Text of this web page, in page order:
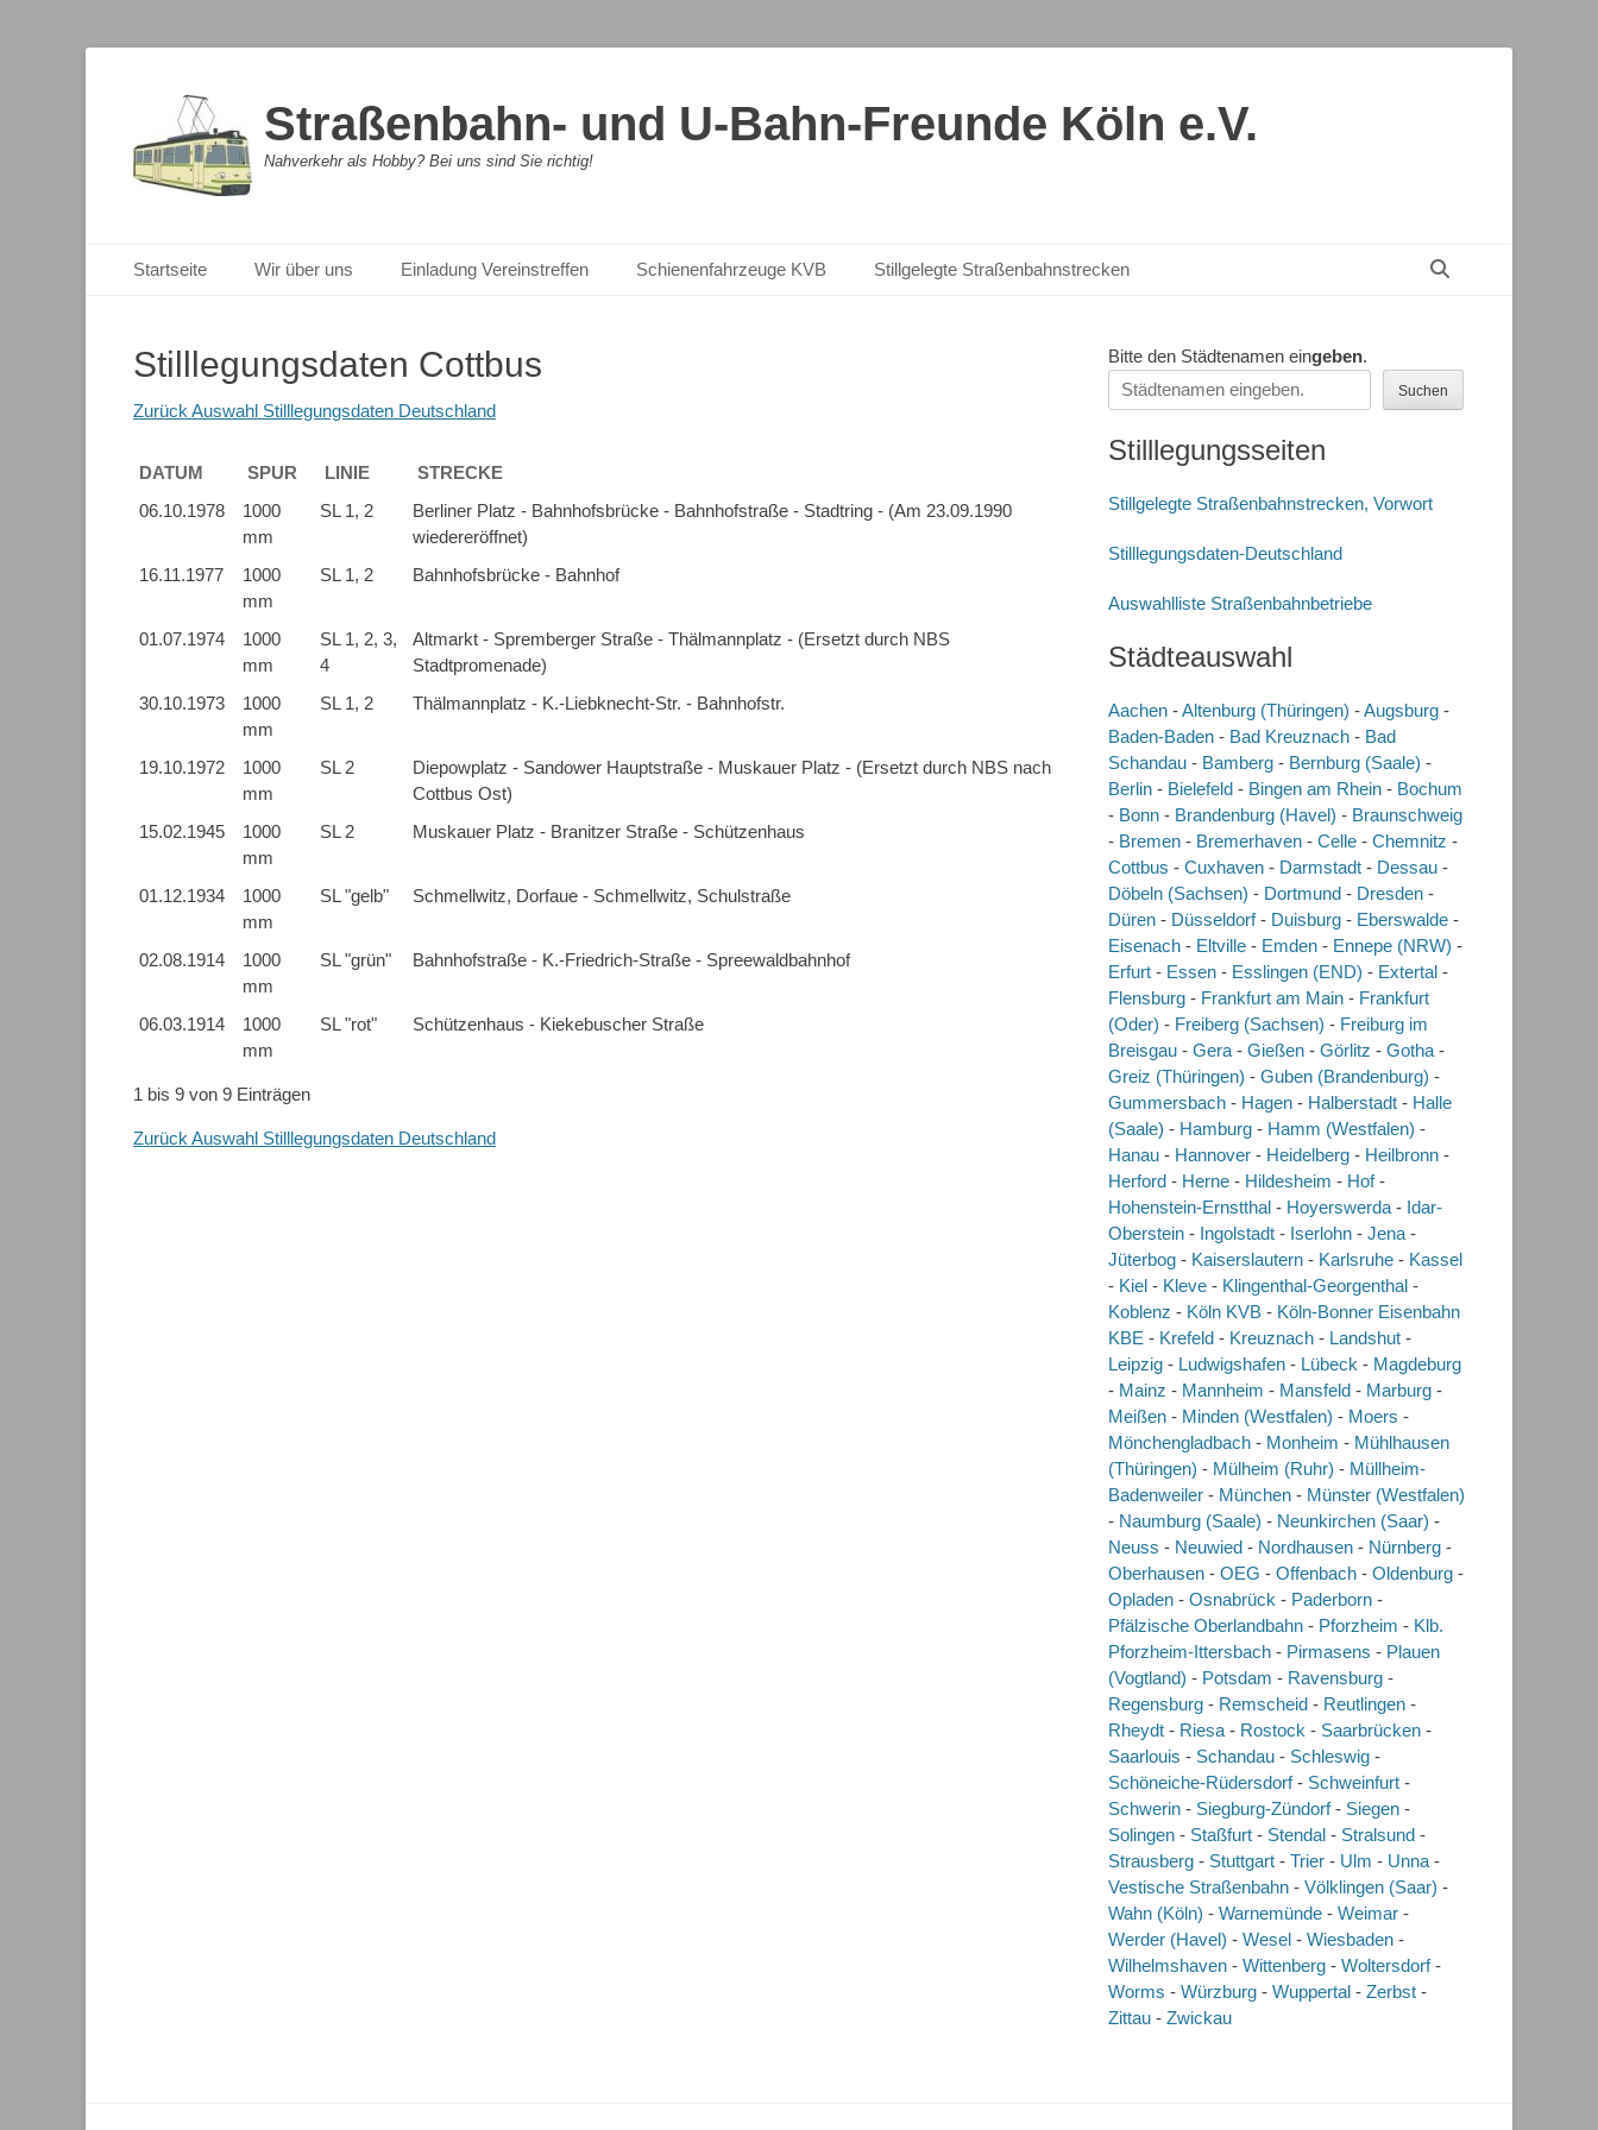
Straßenbahn- und U-Bahn-Freunde Köln e.V.
Nahverkehr als Hobby? Bei uns sind Sie richtig!
Primäres Menü
Inhalt
Startseite Wir über uns Einladung Vereinstreffen Schienenfahrzeuge KVB Stillgelegte Straßenbahnstrecken
Stilllegungsdaten Cottbus
Zurück Auswahl Stilllegungsdaten Deutschland
DATUM SPUR LINIE
STRECKE
DATUM
SPUR LINIE STRECKE
06.10.1978
1000
mm
SL 1, 2
Berliner Platz - Bahnhofsbrücke - Bahnhofstraße - Stadtring - (Am 23.09.1990
wiedereröffnet)
16.11.1977
1000
mm
SL 1, 2 Bahnhofsbrücke - Bahnhof
01.07.1974
1000
mm
SL 1, 2, 3,
4
Altmarkt - Spremberger Straße - Thälmannplatz - (Ersetzt durch NBS
Stadtpromenade)
30.10.1973
1000
mm
SL 1, 2 Thälmannplatz - K.-Liebknecht-Str. - Bahnhofstr.
19.10.1972
1000
mm
SL 2
Diepowplatz - Sandower Hauptstraße - Muskauer Platz - (Ersetzt durch NBS nach
Cottbus Ost)
15.02.1945
1000
mm
SL 2 Muskauer Platz - Branitzer Straße - Schützenhaus
01.12.1934
1000
mm
SL "gelb" Schmellwitz, Dorfaue - Schmellwitz, Schulstraße
02.08.1914
1000
mm
SL "grün" Bahnhofstraße - K.-Friedrich-Straße - Spreewaldbahnhof
06.03.1914
1000
mm
SL "rot" Schützenhaus - Kiekebuscher Straße
1 bis 9 von 9 Einträgen
Zurück Auswahl Stilllegungsdaten Deutschland
Bitte den Städtenamen eingeben.
Suchen
Stilllegungsseiten
Stillgelegte Straßenbahnstrecken, Vorwort
Stilllegungsdaten-Deutschland
Auswahlliste Straßenbahnbetriebe
Städteauswahl
Aachen -Altenburg (Thüringen) -Augsburg -
Baden-Baden - Bad Kreuznach - Bad
Schandau - Bamberg - Bernburg (Saale) -
Berlin - Bielefeld - Bingen am Rhein - Bochum
- Bonn - Brandenburg (Havel) - Braunschweig
- Bremen - Bremerhaven - Celle - Chemnitz -
Cottbus - Cuxhaven - Darmstadt - Dessau -
Döbeln (Sachsen) - Dortmund - Dresden -
Düren - Düsseldorf- Duisburg - Eberswalde -
Eisenach - Eltville - Emden - Ennepe (NRW) -
Erfurt - Essen - Esslingen (END) - Extertal -
Flensburg - Frankfurt am Main - Frankfurt
(Oder) - Freiberg (Sachsen) - Freiburg im
Breisgau - Gera - Gießen - Görlitz - Gotha -
Greiz (Thüringen) - Guben (Brandenburg) -
Gummersbach - Hagen - Halberstadt - Halle
(Saale) - Hamburg - Hamm (Westfalen) -
Hanau - Hannover - Heidelberg - Heilbronn -
Herford - Herne - Hildesheim - Hof-
Hohenstein-Ernstthal - Hoyerswerda - Idar-
Oberstein - Ingolstadt - Iserlohn - Jena -
Jüterbog - Kaiserslautern - Karlsruhe - Kassel
- Kiel - Kleve - Klingenthal-Georgenthal -
Koblenz - Köln KVB - Köln-Bonner Eisenbahn
KBE - Krefeld - Kreuznach - Landshut -
Leipzig - Ludwigshafen - Lübeck - Magdeburg
- Mainz - Mannheim - Mansfeld - Marburg -
Meißen - Minden (Westfalen) - Moers -
Mönchengladbach - Monheim - Mühlhausen
(Thüringen) - Mülheim (Ruhr) - Müllheim-
Badenweiler - München - Münster (Westfalen)
- Naumburg (Saale) - Neunkirchen (Saar) -
Neuss - Neuwied - Nordhausen - Nürnberg -
Oberhausen - OEG - Offenbach - Oldenburg -
Opladen - Osnabrück - Paderborn -
Pfälzische Oberlandbahn - Pforzheim - Klb.
Pforzheim-Ittersbach - Pirmasens - Plauen
(Vogtland) - Potsdam - Ravensburg -
Regensburg - Remscheid - Reutlingen -
Rheydt - Riesa - Rostock - Saarbrücken -
Saarlouis - Schandau - Schleswig -
Schöneiche-Rüdersdorf- Schweinfurt -
Schwerin - Siegburg-Zündorf- Siegen -
Solingen - Staßfurt - Stendal - Stralsund -
Strausberg - Stuttgart - Trier - Ulm - Unna -
Vestische Straßenbahn - Völklingen (Saar) -
Wahn (Köln) - Warnemünde - Weimar -
Werder (Havel) - Wesel - Wiesbaden -
Wilhelmshaven - Wittenberg - Woltersdorf-
Worms - Würzburg - Wuppertal - Zerbst -
Zittau - Zwickau